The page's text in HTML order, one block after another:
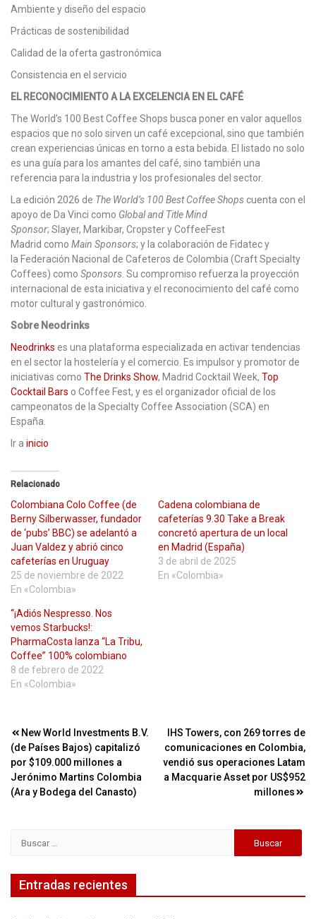
Ambiente y diseño del espacio
Prácticas de sostenibilidad
Calidad de la oferta gastronómica
Consistencia en el servicio
EL RECONOCIMIENTO A LA EXCELENCIA EN EL CAFÉ
The World’s 100 Best Coffee Shops busca poner en valor aquellos
espacios que no solo sirven un café excepcional, sino que también
crean experiencias únicas en torno a esta bebida. El listado no solo
es una guía para los amantes del café, sino también una
referencia para la industria y los profesionales del sector.
La edición 2026 de The World’s 100 Best Coffee Shops cuenta con el
apoyo de Da Vinci como Global and Title Mind
Sponsor; Slayer, Markibar, Cropster y CoffeeFest
Madrid como Main Sponsors; y la colaboración de Fidatec y
la Federación Nacional de Cafeteros de Colombia (Craft Specialty
Coffees) como Sponsors . Su compromiso refuerza la proyección
internacional de esta iniciativa y el reconocimiento del café como
motor cultural y gastronómico.
Sobre Neodrinks
Neodrinks es una plataforma especializada en activar tendencias
en el sector la hostelería y el comercio. Es impulsor y promotor de
iniciativas como The Drinks Show, Madrid Cocktail Week, Top
Cocktail Bars o Coffee Fest, y es el organizador oficial de los
campeonatos de la Specialty Coffee Association (SCA) en
España.
Ir a inicio
Relacionado
Colombiana Colo Coffee (de
Berny Silberwasser, fundador
de ‘pubs’ BBC) se adelantó a
Juan Valdez y abrió cinco
cafeterías en Uruguay
25 de noviembre de 2022
En «Colombia»
Cadena colombiana de
cafeterías 9.30 Take a Break
concretó apertura de un local
en Madrid (España)
3 de abril de 2025
En «Colombia»
“¡Adiós Nespresso. Nos
vemos Starbucks!:
PharmaCosta lanza “La Tribu,
Coffee” 100% colombiano
8 de febrero de 2022
En «Colombia»
Navegación
de
entradas
New World Investments B.V.
(de Países Bajos) capitalizó
por $109.000 millones a
Jerónimo Martins Colombia
(Ara y Bodega del Canasto)
IHS Towers, con 269 torres de
comunicaciones en Colombia,
vendió sus operaciones Latam
a Macquarie Asset por US$952
millones
Entradas recientes